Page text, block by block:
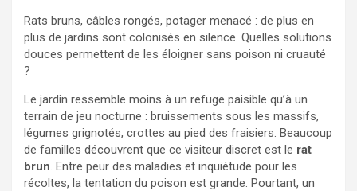
Rats bruns, câbles rongés, potager menacé : de plus en
plus de jardins sont colonisés en silence. Quelles solutions
douces permettent de les éloigner sans poison ni cruauté
?
Le jardin ressemble moins à un refuge paisible qu’à un
terrain de jeu nocturne : bruissements sous les massifs,
légumes grignotés, crottes au pied des fraisiers. Beaucoup
de familles découvrent que ce visiteur discret est le rat
brun. Entre peur des maladies et inquiétude pour les
récoltes, la tentation du poison est grande. Pourtant, un